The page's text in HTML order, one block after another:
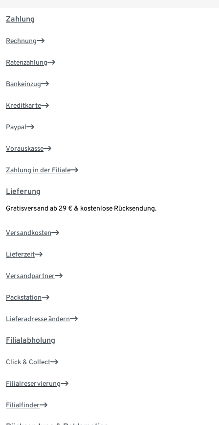
Zahlung
Rechnung
Ratenzahlung
Bankeinzug
Kreditkarte
Paypal
Vorauskasse
Zahlung in der Filiale
Lieferung
Gratisversand ab 29 € & kostenlose Rücksendung.
Versandkosten
Lieferzeit
Versandpartner
Packstation
Lieferadresse ändern
Filialabholung
Click & Collect
Filialreservierung
Filialfinder